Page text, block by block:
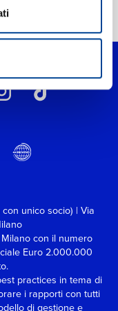
Ionisation
con unico socio) | Via
Milano con il numero
Euro 2.000.000
practices in tema di
i rapporti con tutti
di gestione e